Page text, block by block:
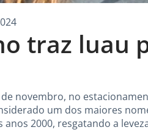
traz luau
novembro, no
um dos maiores
2000, resgatando a